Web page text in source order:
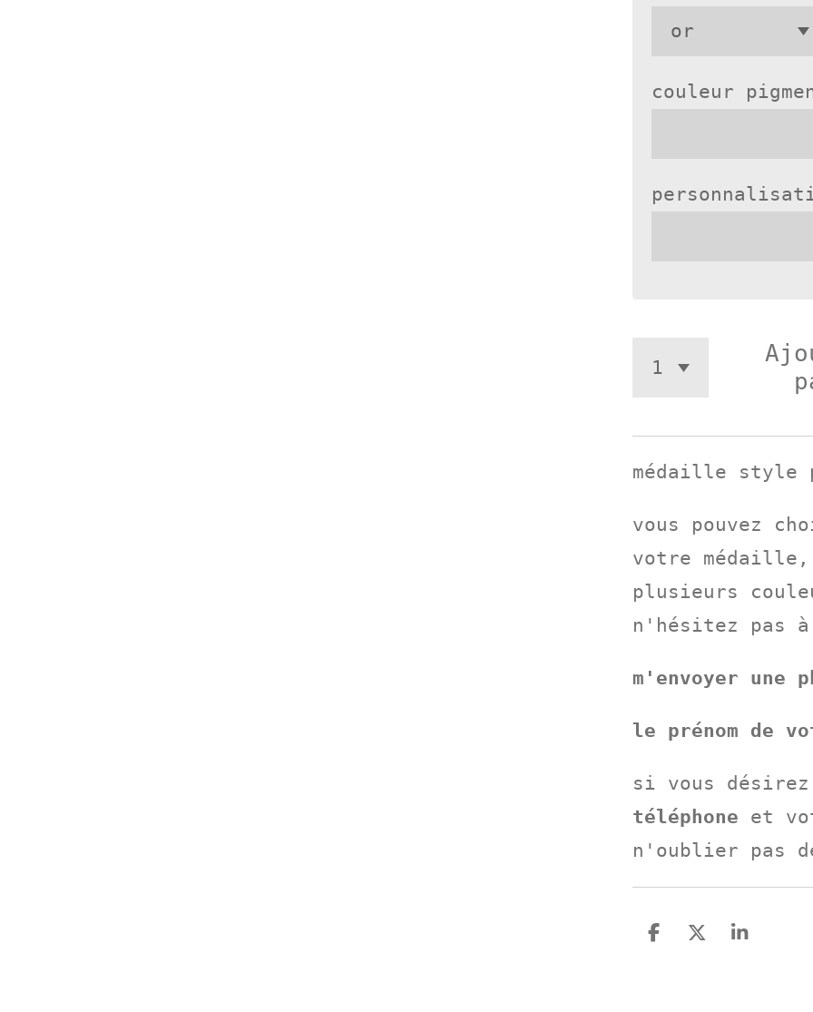
couleur
médaille style
vous pouvez
votre
plusieurs
n'hésitez pas à
m'envoyer une
le prénom de
si vous désirez
téléphone et
n'oublier pas
P
P
P